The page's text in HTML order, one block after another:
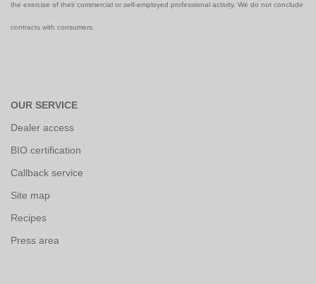
the exercise of their commercial or self-employed professional activity. We do not conclude
contracts with consumers.
OUR SERVICE
Dealer access
BIO certification
Callback service
Site map
Recipes
Press area